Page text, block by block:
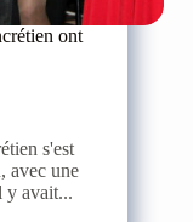
ont
s'est
avec une
y avait...